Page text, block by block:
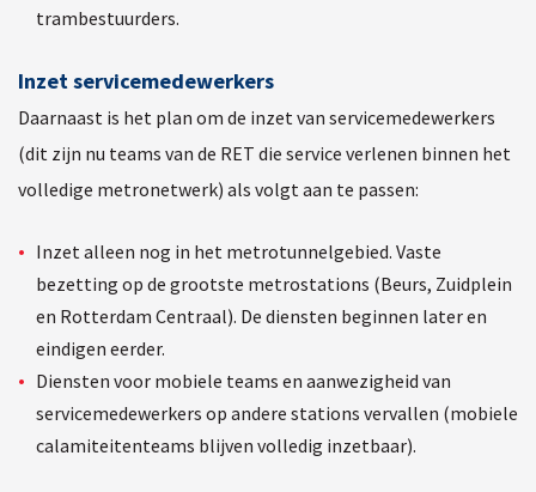
trambestuurders.
Inzet servicemedewerkers
Daarnaast is het plan om de inzet van servicemedewerkers
(dit zijn nu teams van de RET die service verlenen binnen het
volledige metronetwerk) als volgt aan te passen:
Inzet alleen nog in het metrotunnelgebied. Vaste
bezetting op de grootste metrostations (Beurs, Zuidplein
en Rotterdam Centraal). De diensten beginnen later en
eindigen eerder.
Diensten voor mobiele teams en aanwezigheid van
servicemedewerkers op andere stations vervallen (mobiele
calamiteitenteams blijven volledig inzetbaar).